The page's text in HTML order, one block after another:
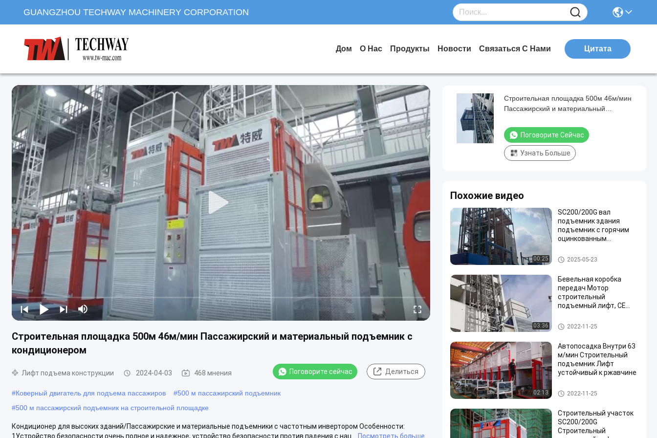
GUANGZHOU TECHWAY MACHINERY CORPORATION
Дом О Нас Продукты Новости Связаться С Нами Цитата
Строительная площадка 500м 46м/мин Пассажирский и материальный подъемник с
кондиционером
Лифт подъема конструкции 2024-04-03 468 мнения Поговорите сейчас Делиться
#Коверный двигатель для подъема пассажиров #500 м пассажирский подъемник
#500 м пассажирский подъемник на строительной площадке
Кондиционер для высоких зданий/Пассажирские и материальные подъемники с частотным инвертором Особенности:
1Устройство безопасности очень полное и надежное, устройство безопасности против падения с нац...
Посмотреть больше
Строительная площадка 500м 46м/мин
Пассажирский и материальный
Поговорите Сейчас
Узнать Больше
Похожие видео
00:25
SC200/200G вал
подъемник здания
подъемник с горячим
оцинкованным
Строительство здания
подъемник
Подъем на стройплощадке
2025-05-23
03:36
Бевельная коробка
передач Мотор
строительный
подъемный лифт, CE
Лифт подъема конструкции
2022-11-25
02:13
Автопосадка Внутри 63
м/мин Строительный
подъемник Лифт
устойчивый к ржавчине
Лифт подъема конструкции
2022-11-25
Строительный участок
SC200/200G
Строительный